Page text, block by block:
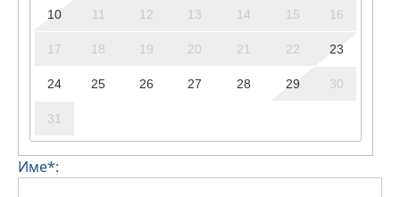
10 11 12 13 14 15 16
17 18 19 20 21 22 23
24 25 26 27 28 29 30
31
Име*: